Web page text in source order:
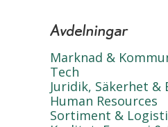
Avdelningar
Marknad &
Tech
Juridik, Säkerhet &
Human Resources
Sortiment &